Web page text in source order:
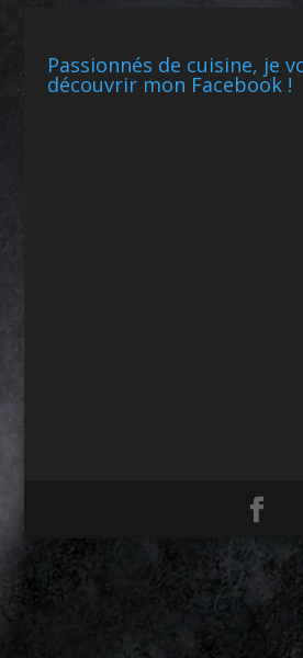
Passionnés de cuisine, je
découvrir mon Facebook !